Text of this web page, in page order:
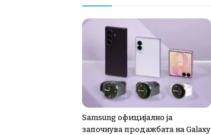
Samsung официјално ја
започнува продажбата на Galaxy